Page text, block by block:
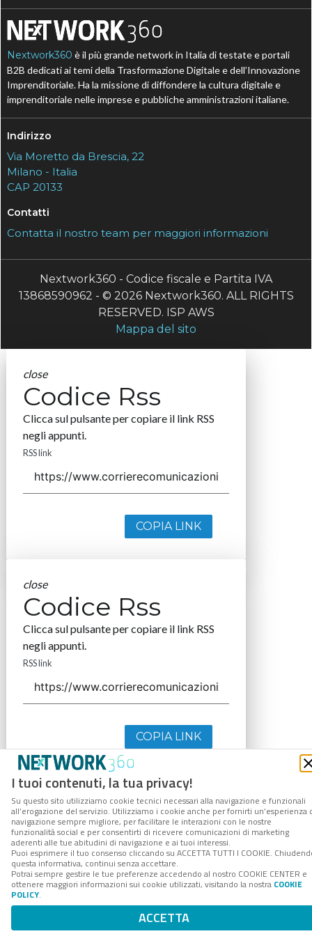
I tuoi contenuti, la tua privacy!
Su questo sito utilizziamo cookie tecnici necessari alla navigazione e funzionali
all’erogazione del servizio. Utilizziamo i cookie anche per fornirti un’esperienza
navigazione sempre migliore, per facilitare le interazioni con le nostre
funzionalità social e per consentirti di ricevere comunicazioni di marketing
aderenti alle tue abitudini di navigazione e ai tuoi interessi.
Puoi esprimere il tuo consenso cliccando su ACCETTA TUTTI I COOKIE.
questa informativa, continui senza accettare.
Potrai sempre gestire le tue preferenze accedendo al nostro COOKIE CENTER e
ottenere maggiori informazioni sui cookie utilizzati, visitando la nostra COOKIE
POLICY.
ACCETTA
Nextwork360 è il più grande network in Italia di testate e portali
B2B dedicati ai temi della Trasformazione Digitale e dell’Innovazione
Imprenditoriale. Ha la missione di diffondere la cultura digitale e
imprenditoriale nelle imprese e pubbliche amministrazioni italiane.
Indirizzo
Via Moretto da Brescia, 22
Milano - Italia
CAP 20133
Contatti
Contatta il nostro team per maggiori informazioni
Nextwork360 - Codice fiscale e Partita IVA
13868590962 - © 2026 Nextwork360. ALL RIGHTS
RESERVED. ISP AWS
Mappa del sito
close
Codice Rss
Clicca sul pulsante per copiare il link RSS
negli appunti.
RSS link
COPIA LINK
close
Codice Rss
Clicca sul pulsante per copiare il link RSS
negli appunti.
RSS link
COPIA LINK